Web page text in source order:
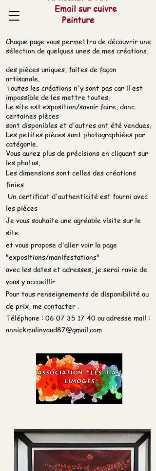
Email sur cuivre
Peinture
Chaque page vous permettra de découvrir une
sélection de quelques unes de mes créations,
des pièces uniques, faites de façon
artisanale.
Toutes les créations n'y sont pas car il est
impossible de les mettre toutes.
Le site est exposition/savoir faire, donc
certaines pièces
sont disponibles et d'autres ont été vendues.
Les petites pièces sont photographiées par
catégorie.
Vous aurez plus de précisions en cliquant sur
les photos.
Les dimensions sont celles des créations
finies
Un certificat d'authenticité est fourni avec
les pièces
Je vous souhaite une agréable visite sur le
site
et vous propose d'aller voir la page
"expositions/manifestations"
avec les dates et adresses, je serai ravie de
vous y accueillir
Pour tous renseignements de disponibilité ou
de prix, me contacter .
Téléphone : 06 07 35 17 40 ou adresse mail :
annickmalinvaud87@gmail.com